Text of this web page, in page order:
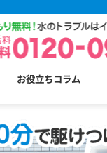
お役立ちコラム